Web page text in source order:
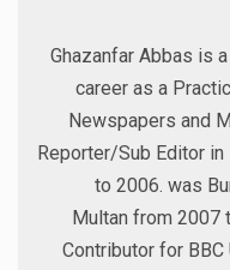
Ghazanfar Abbas is
career as a
Newspapers and
Reporter/Sub Editor
to 2006. was
Multan from 2007
Contributor for